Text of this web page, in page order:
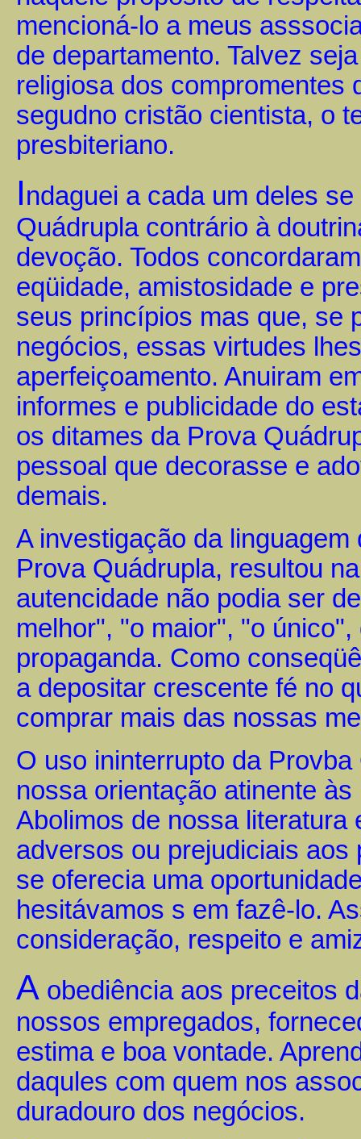
mencioná-lo a meus
de departamento. Talvez
religiosa dos compromentes
segudno cristão cientista, o
presbiteriano.
Indaguei a cada um deles
Quádrupla contrário à
devoção. Todos
eqüidade, amistosidade e
seus princípios mas que, se
negócios, essas virtudes
aperfeiçoamento. Anuiram
informes e publicidade do
os ditames da Prova
pessoal que decorasse e
demais.
A investigação da
Prova Quádrupla, resultou
autencidade não podia ser
melhor", "o maior", "o
propaganda. Como
a depositar crescente fé no
comprar mais das nossas
O uso ininterrupto da
nossa orientação atinente
Abolimos de nossa
adversos ou prejudiciais
se oferecia uma
hesitávamos s em fazê-lo.
consideração, respeito e
A obediência aos preceitos
nossos empregados,
estima e boa vontade.
daqules com quem nos
duradouro dos negócios.